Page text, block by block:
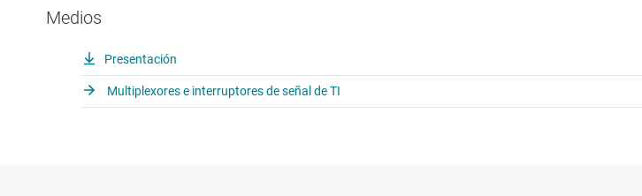
Medios
Presentación
Multiplexores e interruptores de señal de TI